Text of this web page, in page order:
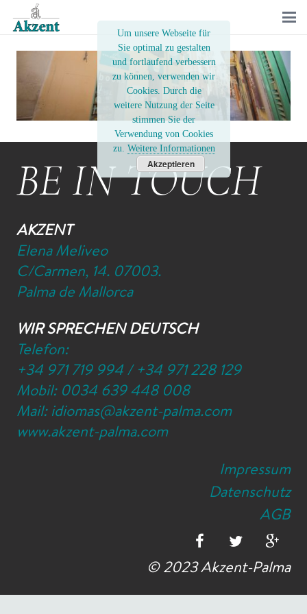
BE IN TOUCH
AKZENT
Elena Meliveo
C/Carmen, 14. 07003.
Palma de Mallorca
WIR SPRECHEN DEUTSCH
Telefon:
+34 971 719 994 / +34 971 228 129
Mobil: 0034 639 448 008
Mail: idiomas@akzent-palma.com
www.akzent-palma.com
Impressum
Datenschutz
AGB
© 2023 Akzent-Palma
Um unsere Webseite für
Sie optimal zu gestalten
und fortlaufend verbessern
zu können, verwenden wir
Cookies. Durch die
weitere Nutzung der Seite
stimmen Sie der
Verwendung von Cookies
zu. Weitere Informationen
Akzeptieren